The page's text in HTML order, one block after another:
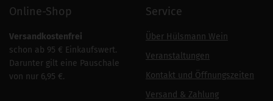
Online-Shop
Versandkostenfrei
schon ab 95 € Einkaufswert.
Darunter gilt eine Pauschale
von nur 6,95 €.
Service
Über Hülsmann Wein
Veranstaltungen
Kontakt und Öffnungszeiten
Versand & Zahlung